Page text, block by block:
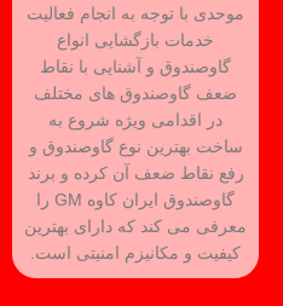
موحدی با توجه به انجام فعالیت
خدمات بازگشایی انواع
گاوصندوق و آشنایی با نقاط
ضعف گاوصندوق های مختلف
در اقدامی ویژه شروع به
ساخت بهترین نوع گاوصندوق و
رفع نقاط ضعف آن کرده و برند
گاوصندوق ایران کاوه GM را
معرفی می کند که دارای بهترین
کیفیت و مکانیزم امنیتی است.